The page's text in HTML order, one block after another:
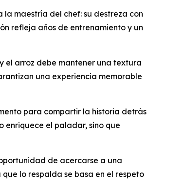
maestría del chef: su destreza con
refleja años de entrenamiento y un
el arroz debe mantener una textura
una experiencia memorable
para compartir la historia detrás
enriquece el paladar, sino que
de acercarse a una
lo respalda se basa en el respeto